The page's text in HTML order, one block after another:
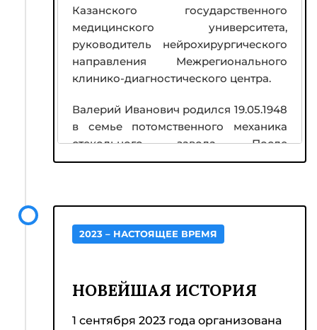
Казанского государственного
медицинского университета,
руководитель нейрохирургического
направления Межрегионального
клинико-диагностического центра.
Валерий Иванович родился 19.05.1948
в семье потомственного механика
стекольного завода. После
окончания в 1966 г. 11-летней школы с
факультет Казанского
государственного медицинского
института.
участие в общественной жизни
2023 – НАСТОЯЩЕЕ ВРЕМЯ
НОВЕЙШАЯ ИСТОРИЯ
1 сентября 2023 года организована